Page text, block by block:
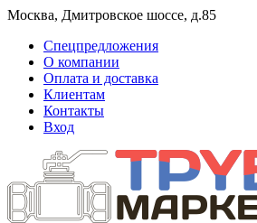
Москва, Дмитровское шоссе, д.85
Спецпредложения
О компании
Оплата и доставка
Клиентам
Контакты
Вход